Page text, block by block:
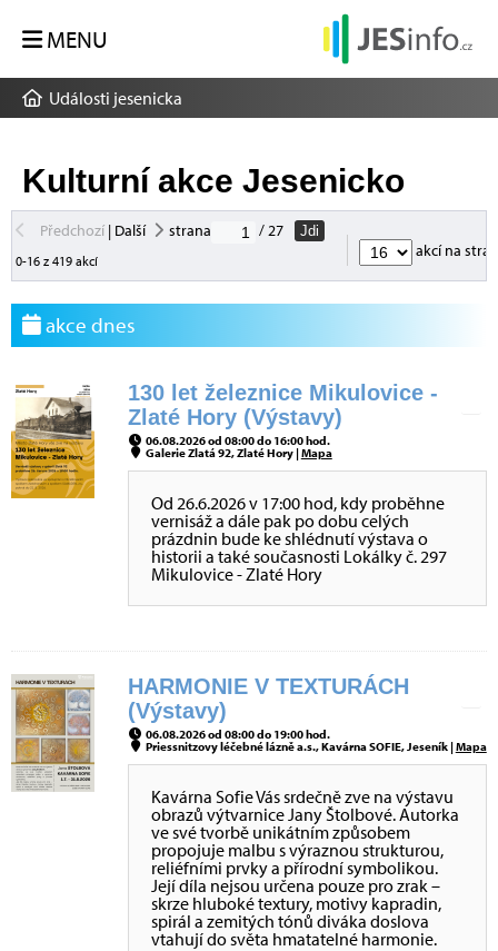
MENU
Události jesenicka
Kulturní akce Jesenicko
Předchozí| Další strana / 27
Jdi
0-16 z 419 akcí
akcí na
akce dnes
130 let železnice Mikulovice -
Zlaté Hory (Výstavy)
06.08.2026 od 08:00 do 16:00 hod.
Galerie Zlatá 92, Zlaté Hory |Mapa
Od 26.6.2026 v 17:00 hod, kdy proběhne
vernisáž a dále pak po dobu celých
prázdnin bude ke shlédnutí výstava o
historii a také současnosti Lokálky č. 297
Mikulovice - Zlaté Hory
HARMONIE V TEXTURÁCH
(Výstavy)
06.08.2026 od 08:00 do 19:00 hod.
Priessnitzovy léčebné lázně a.s., Kavárna SOFIE, Jeseník |Mapa
Kavárna Sofie Vás srdečně zve na výstavu
obrazů výtvarnice Jany Štolbové. Autorka
ve své tvorbě unikátním způsobem
propojuje malbu s výraznou strukturou,
reliéfními prvky a přírodní symbolikou.
Její díla nejsou určena pouze pro zrak –
skrze hluboké textury, motivy kapradin,
spirál a zemitých tónů diváka doslova
vtahují do světa hmatatelné harmonie.